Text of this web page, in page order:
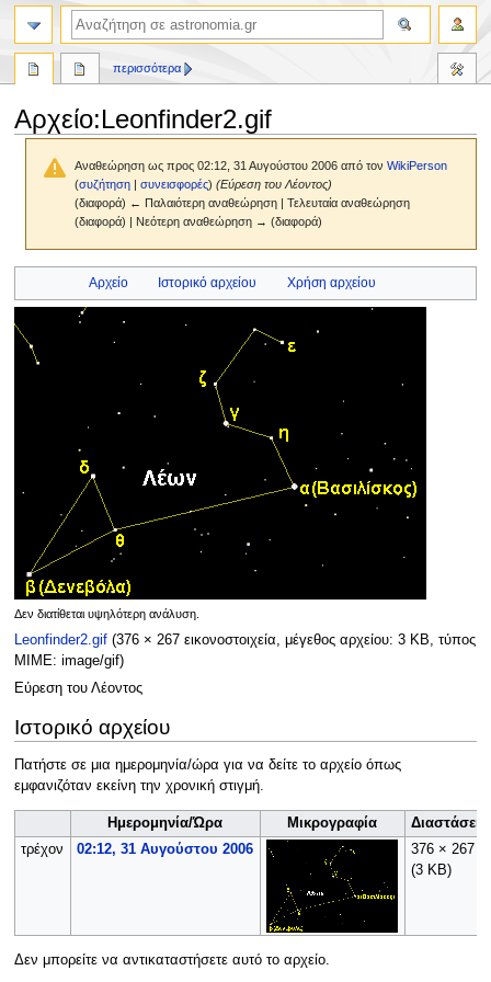
Αρχείο:Leonfinder2.gif
Αναθεώρηση ως προς 02:12, 31 Αυγούστου 2006 από τονWikiPerson
(συζήτηση |συνεισφορές) (Εύρεση του Λέοντος)
(διαφορά) ← Παλαιότερη αναθεώρηση | Τελευταία αναθεώρηση
(διαφορά) | Νεότερη αναθεώρηση → (διαφορά)
αναζήτηση
Αρχείο Ιστορικό αρχείου Χρήση αρχείου
Δεν διατίθεται υψηλότερη ανάλυση.
Leonfinder2.gif (376 × 267 εικονοστοιχεία, μέγεθος αρχείου: 3 KB, τύπος
MIME: image/gif)
Εύρεση του Λέοντος
Ιστορικό αρχείου
Πατήστε σε μια ημερομηνία/ώρα για να δείτε το αρχείο όπως
εμφανιζόταν εκείνη την χρονική στιγμή.
Ημερομηνία/Ώρα Μικρογραφία
Διαστάσεις
τρέχον
02:12, 31 Αυγούστου 2006
376 × 267
(3 KB)
Δεν μπορείτε να αντικαταστήσετε αυτό το αρχείο.
περισσότερα
αναζήτηση